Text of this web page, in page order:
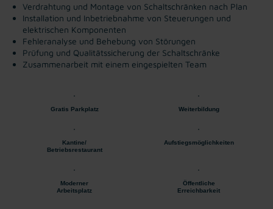
Verdrahtung und Montage von Schaltschränken nach Plan
Installation und Inbetriebnahme von Steuerungen und
elektrischen Komponenten
Fehleranalyse und Behebung von Störungen
Prüfung und Qualitätssicherung der Schaltschränke
Zusammenarbeit mit einem eingespielten Team
Gratis Parkplatz Weiterbildung
Kantine/
Betriebsrestaurant
Aufstiegsmöglichkeiten
Moderner
Arbeitsplatz
Öffentliche
Erreichbarkeit